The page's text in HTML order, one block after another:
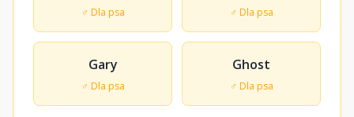
♂ Dla psa ♂ Dla psa
Gary
♂ Dla psa
Ghost
♂ Dla psa